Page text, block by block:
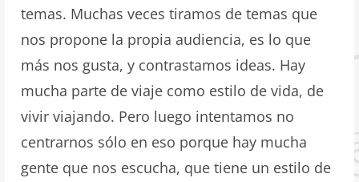
temas. Muchas veces tiramos de temas que
nos propone la propia audiencia, es lo que
más nos gusta, y contrastamos ideas. Hay
mucha parte de viaje como estilo de vida, de
vivir viajando. Pero luego intentamos no
centrarnos sólo en eso porque hay mucha
gente que nos escucha, que tiene un estilo de